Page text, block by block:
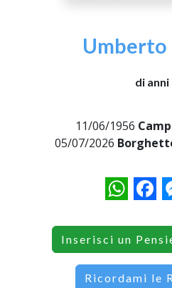
di anni
11/06/1956
05/07/2026
WhatsApp
Inserisci un
Ricordami le